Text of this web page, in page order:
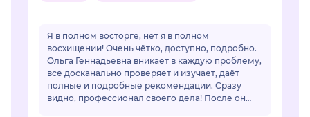
Я в полном восторге, нет я в полном
восхищении! Очень чётко, доступно, подробно.
Ольга Геннадьевна вникает в каждую проблему,
все досканально проверяет и изучает, даёт
полные и подробные рекомендации. Сразу
видно, профессионал своего дела! После он